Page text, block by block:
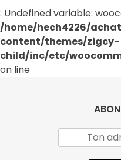
: Undefined variable:
/home/hech4226/
content/themes/zigcy-
child/inc/etc/
on line